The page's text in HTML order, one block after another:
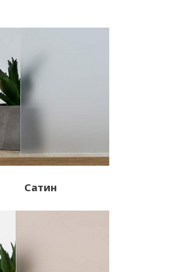
Сатин